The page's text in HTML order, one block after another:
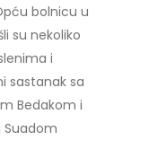
bolnicu u
su nekoliko
i
sastanak sa
Bedakom i